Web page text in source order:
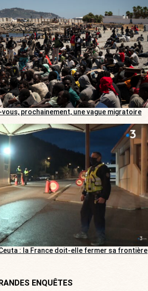
vous, prochainement, une vague migratoire
Ceuta : la France doit-elle fermer sa frontière
ENQUÊTES